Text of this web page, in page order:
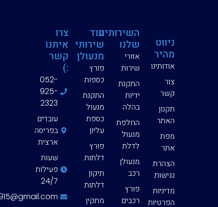
השירותים
שלנו
אזורי
שירות
התקנת
ידיות
בהלה
החלפת
מנעול
לדלת
מנעולן
רכב
פורץ
רכבים
עוד
שירותי
מנעולן
פורץ
כספות
התקנת
מנעול
כספת
עליון
פורץ
דלתות
תיקון
דלתות
מתקין
צרו
איתנו
קשר
:)
052-
925-
בפריסה
שעות
פעילות
24/7
eyal123915@gmail.com